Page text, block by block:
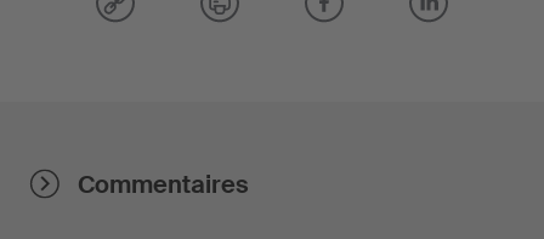
Commentaires